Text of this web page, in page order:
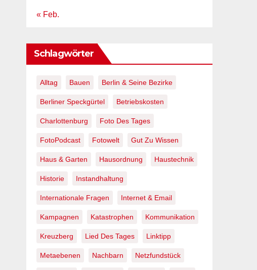
« Feb.
Schlagwörter
Alltag Bauen Berlin & Seine Bezirke
Berliner Speckgürtel Betriebskosten
Charlottenburg Foto Des Tages
FotoPodcast Fotowelt Gut Zu Wissen
Haus & Garten Hausordnung Haustechnik
Historie Instandhaltung
Internationale Fragen Internet & Email
Kampagnen Katastrophen Kommunikation
Kreuzberg Lied Des Tages Linktipp
Metaebenen Nachbarn Netzfundstück